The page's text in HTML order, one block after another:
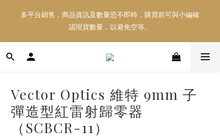
多平台銷售，商品資訊及數量恐不即時，購買前可與小編確
認現貨數量，以避免空等。
多平台銷售，商品資訊及數量恐不即時，購買前可與小編確
認現貨數量，以避免空等。
好東西跟好朋友分享～推薦好友一同享100元購物金！！！
多平台銷售，商品資訊及數量恐不即時，購買前可與小編確
認現貨數量，以避免空等。
Vector Optics 維特 9mm 子
彈造型紅雷射歸零器
（SCBCR-11）